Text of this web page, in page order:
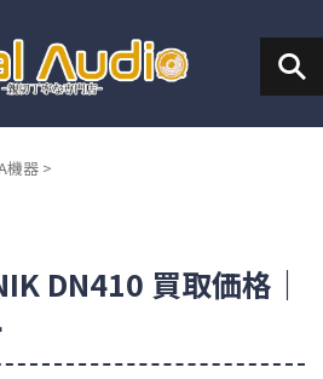
機器 >
DN410 買取価格｜